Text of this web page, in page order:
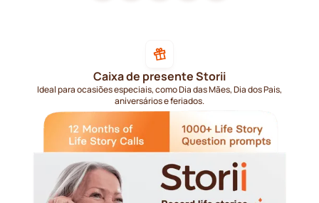
Caixa de presente Storii
Ideal para ocasiões especiais, como Dia das Mães, Dia dos Pais,
aniversários e feriados.